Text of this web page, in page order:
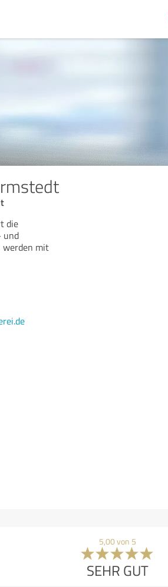
die
und
werden mit
5,00 von 5
SEHR GUT